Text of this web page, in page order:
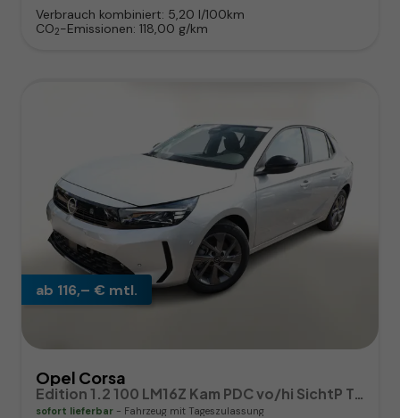
Verbrauch kombiniert: 5,20 l/100km
CO2-Emissionen: 118,00 g/km
ab 116,– € mtl.
Opel Corsa
sofort lieferbar Fahrzeug mit Tageszulassung